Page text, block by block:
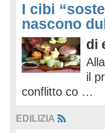
I cibi
nascono
di
il
conflitto co …
EDILIZIA